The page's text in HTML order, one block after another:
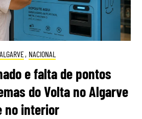
ALGARVE, NACIONAL
e falta de pontos
do Volta no Algarve
no interior